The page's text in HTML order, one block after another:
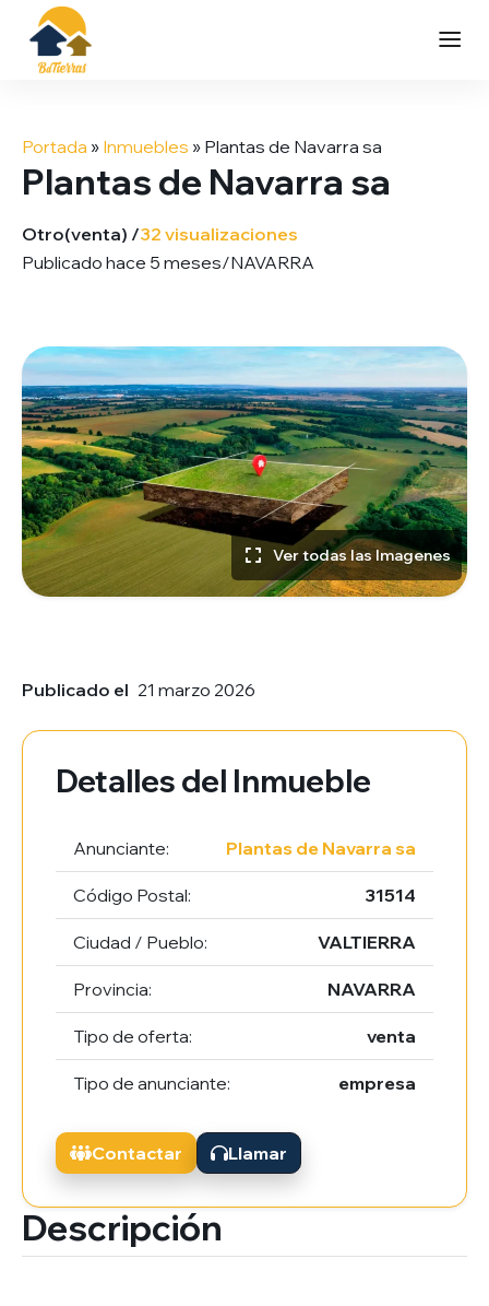
contenido
Portada » Inmuebles » Plantas de Navarra sa
Plantas de Navarra sa
Otro(venta) /32 visualizaciones
Publicado hace 5 meses/NAVARRA
Ver todas las Imagenes
Publicado el 21 marzo 2026
Descripción
Detalles del Inmueble
Anunciante: Plantas de Navarra sa
Código Postal: 31514
Ciudad / Pueblo: VALTIERRA
Provincia: NAVARRA
Tipo de oferta: venta
Tipo de anunciante: empresa
Contactar Llamar